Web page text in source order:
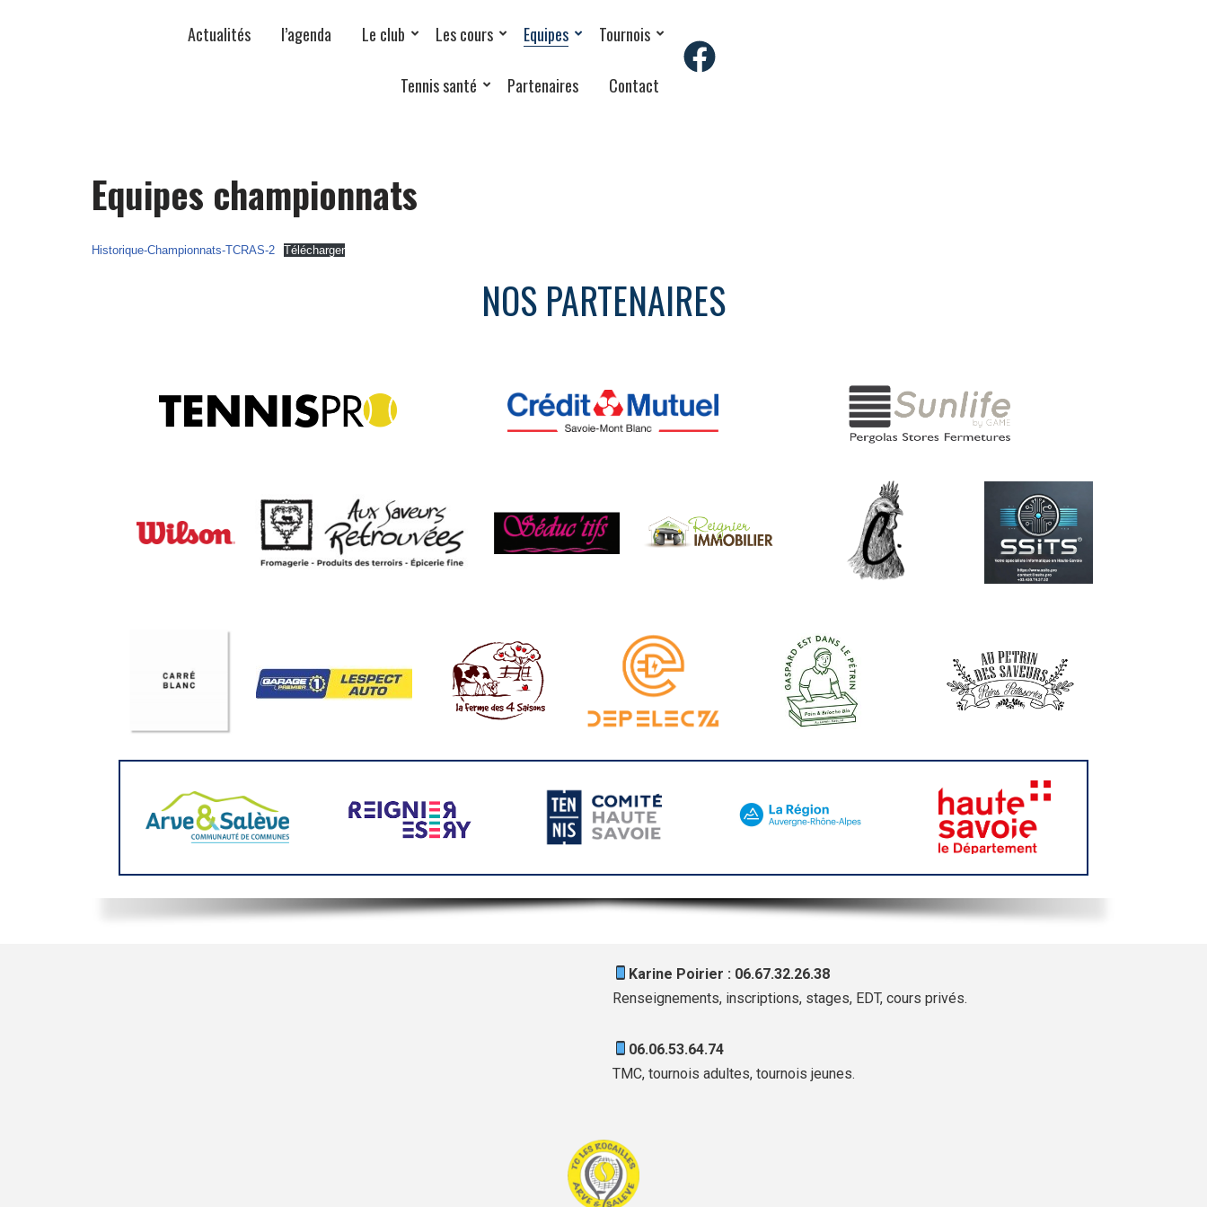
Actualités l’agenda Le club Les cours Equipes Tournois
Tennis santé Partenaires Contact
Equipes championnats
Historique-Championnats-TCRAS-2 Télécharger
NOS PARTENAIRES
Karine Poirier : 06.67.32.26.38
Renseignements, inscriptions, stages, EDT, cours privés.
06.06.53.64.74
TMC, tournois adultes, tournois jeunes.